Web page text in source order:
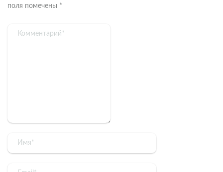
поля помечены *